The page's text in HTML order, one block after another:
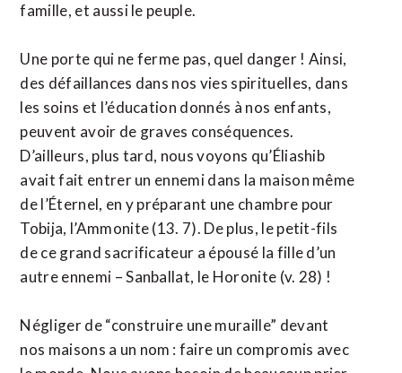
famille, et aussi le peuple.
Une porte qui ne ferme pas, quel danger ! Ainsi,
des défaillances dans nos vies spirituelles, dans
les soins et l’éducation donnés à nos enfants,
peuvent avoir de graves conséquences.
D’ailleurs, plus tard, nous voyons qu’Éliashib
avait fait entrer un ennemi dans la maison même
de l’Éternel, en y préparant une chambre pour
Tobija, l’Ammonite (13. 7). De plus, le petit-fils
de ce grand sacrificateur a épousé la fille d’un
autre ennemi – Sanballat, le Horonite (v. 28) !
Négliger de “construire une muraille” devant
nos maisons a un nom : faire un compromis avec